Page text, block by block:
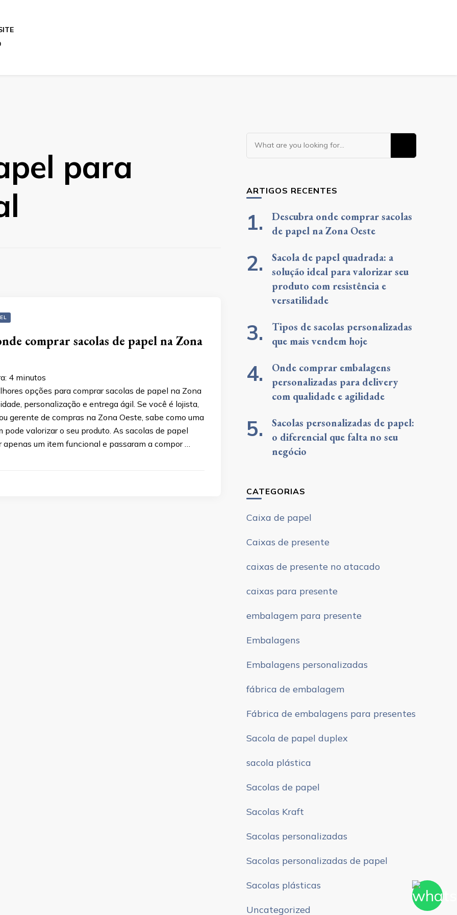
para
comprar sacolas de papel na Zona
4 minutos
opções para comprar sacolas de papel na Zona
personalização e entrega ágil. Se você é lojista,
gerente de compras na Zona Oeste, sabe como uma
pode valorizar o seu produto. As sacolas de papel
apenas um item funcional e passaram a compor …
Looking
for
ARTIGOS RECENTES
Descubra onde comprar sacolas
de papel na Zona Oeste
Sacola de papel quadrada: a
solução ideal para valorizar seu
produto com resistência e
versatilidade
Tipos de sacolas personalizadas
que mais vendem hoje
Onde comprar embalagens
personalizadas para delivery
com qualidade e agilidade
Sacolas personalizadas de papel:
o diferencial que falta no seu
negócio
CATEGORIAS
Caixa de papel
Caixas de presente
caixas de presente no atacado
caixas para presente
embalagem para presente
Embalagens
Embalagens personalizadas
fábrica de embalagem
Fábrica de embalagens para presentes
Sacola de papel duplex
sacola plástica
Sacolas de papel
Sacolas Kraft
Sacolas personalizadas
Sacolas personalizadas de papel
Sacolas plásticas
Uncategorized